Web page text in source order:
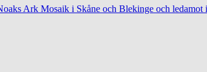
Ark Mosaik i Skåne och Blekinge och